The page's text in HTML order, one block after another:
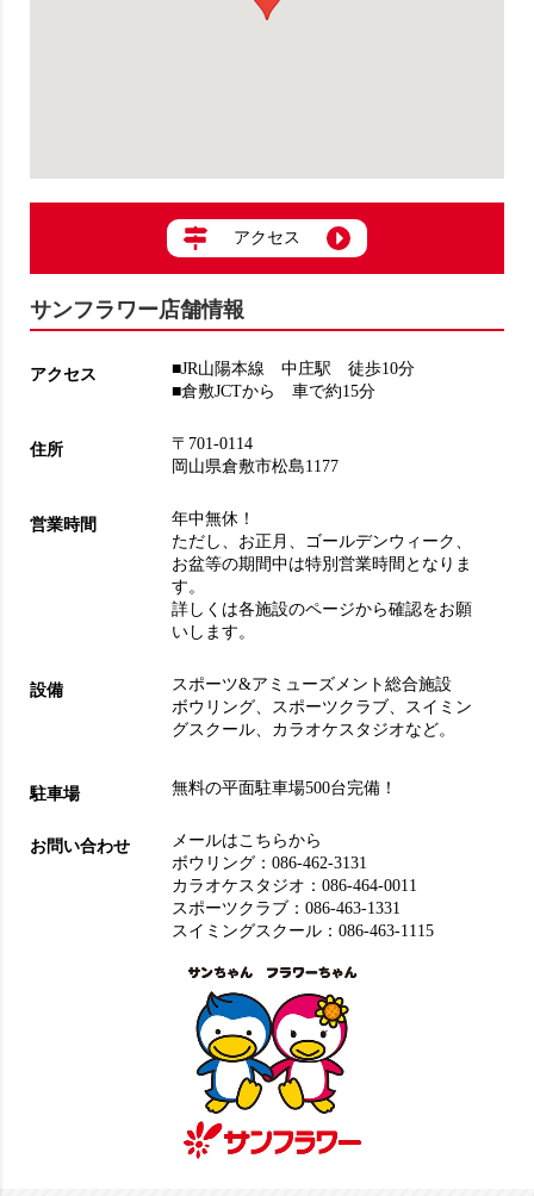
アクセス
サンフラワー店舗情報
アクセス
■JR山陽本線 中庄駅 徒歩10分
■倉敷JCTから 車で約15分
住所
〒701-0114
岡山県倉敷市松島1177
営業時間
年中無休！
ただし、お正月、ゴールデンウィーク、
お盆等の期間中は特別営業時間となりま
す。
詳しくは各施設のページから確認をお願
いします。
設備
スポーツ&アミューズメント総合施設
ボウリング
スポーツクラブ
スイミン
グスクール
カラオケスタジオなど。
駐車場 無料の平面駐車場500台完備！
お問い合わせ
メールはこちらから
ボウリング：086-462-3131
カラオケスタジオ：086-464-0011
スポーツクラブ：086-463-1331
スイミングスクール：086-463-1115